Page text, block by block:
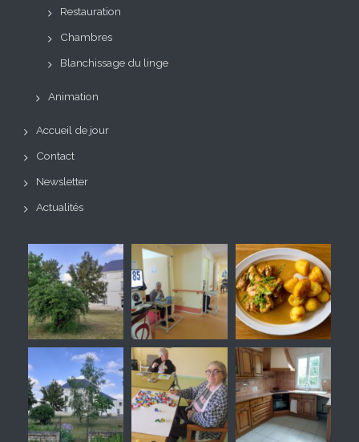
Restauration
Chambres
Blanchissage du linge
Animation
Accueil de jour
Contact
Newsletter
Actualités